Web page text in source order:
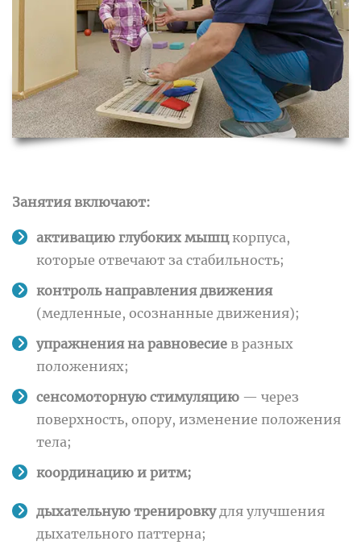
Занятия включают:
активацию глубоких мышцкорпуса,
которые отвечают за стабильность;
контроль направления движения
(медленные, осознанные движения);
упражнения на равновесие в разных
положениях;
сенсомоторную стимуляцию — через
поверхность, опору, изменение положения
тела;
координацию и ритм;
дыхательную тренировкудля улучшения
дыхательного паттерна;